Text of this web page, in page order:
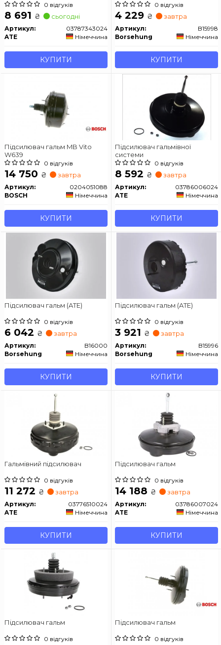
0 відгуків
8 691 ₴ сьогодні
Артикул:
03787343024
ATE
Німеччина
КУПИТИ
0 відгуків
4 229 ₴ завтра
Артикул:
B15998
Borsehung
Німеччина
КУПИТИ
Підсилювач гальм MB Vito
W639
0 відгуків
14 750 ₴ завтра
Артикул:
0204051088
BOSCH
Німеччина
КУПИТИ
Підсилювач гальмівної
системи
0 відгуків
8 592 ₴ завтра
Артикул:
03786006024
ATE
Німеччина
КУПИТИ
Підсилювач гальм (ATE)
0 відгуків
6 042 ₴ завтра
Артикул:
B16000
Borsehung
Німеччина
КУПИТИ
Підсилювач гальм (ATE)
0 відгуків
3 921 ₴ завтра
Артикул:
B15996
Borsehung
Німеччина
КУПИТИ
Гальмівний підсилювач
0 відгуків
11 272 ₴ завтра
Артикул:
03776510024
ATE
Німеччина
КУПИТИ
Підсилювач гальм
0 відгуків
14 188 ₴ завтра
Артикул:
03786007024
ATE
Німеччина
КУПИТИ
Підсилювач гальм
0 відгуків
Підсилювач гальм
0 відгуків